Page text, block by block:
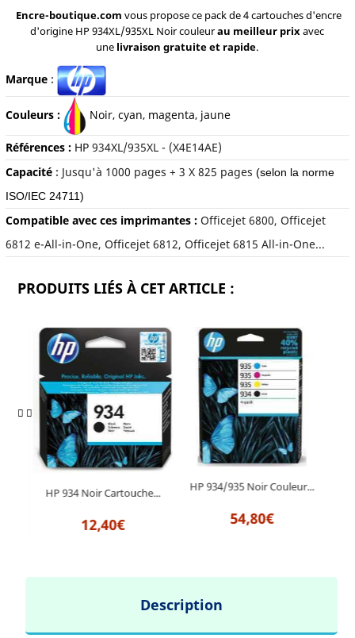
Encre-boutique.com vous propose ce pack de 4 cartouches d'encre
d'origine HP 934XL/935XL Noir couleurau meilleur prixavec
une livraison gratuite et rapide.
Marque:
Couleurs : Noir, cyan, magenta, jaune
Références : HP 934XL/935XL - (X4E14AE)
Capacité: Jusqu'à 1000 pages + 3 X 825 pages (selon la norme
ISO/IEC 24711)
Compatible avec ces imprimantes : Officejet 6800, Officejet
6812 e-All-in-One, Officejet 6812, Officejet 6815 All-in-One...
PRODUITS LIÉS À CET ARTICLE :
HP 934 Noir Cartouche...
12,40€
HP 934/935 Noir Couleur...
54,80€
Description